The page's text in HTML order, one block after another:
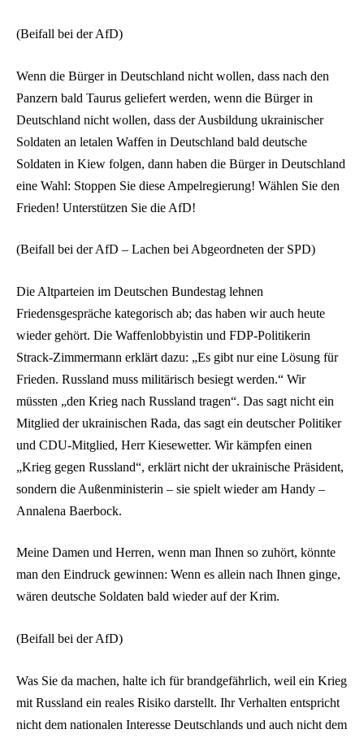
(Beifall bei der AfD)
Wenn die Bürger in Deutschland nicht wollen, dass nach den
Panzern bald Taurus geliefert werden, wenn die Bürger in
Deutschland nicht wollen, dass der Ausbildung ukrainischer
Soldaten an letalen Waffen in Deutschland bald deutsche
Soldaten in Kiew folgen, dann haben die Bürger in Deutschland
eine Wahl: Stoppen Sie diese Ampelregierung! Wählen Sie den
Frieden! Unterstützen Sie die AfD!
(Beifall bei der AfD – Lachen bei Abgeordneten der SPD)
Die Altparteien im Deutschen Bundestag lehnen
Friedensgespräche kategorisch ab; das haben wir auch heute
wieder gehört. Die Waffenlobbyistin und FDP-Politikerin
Strack-Zimmermann erklärt dazu: „Es gibt nur eine Lösung für
Frieden. Russland muss militärisch besiegt werden.“ Wir
müssten „den Krieg nach Russland tragen“. Das sagt nicht ein
Mitglied der ukrainischen Rada, das sagt ein deutscher Politiker
und CDU-Mitglied, Herr Kiesewetter. Wir kämpfen einen
„Krieg gegen Russland“, erklärt nicht der ukrainische Präsident,
sondern die Außenministerin – sie spielt wieder am Handy –
Annalena Baerbock.
Meine Damen und Herren, wenn man Ihnen so zuhört, könnte
man den Eindruck gewinnen: Wenn es allein nach Ihnen ginge,
wären deutsche Soldaten bald wieder auf der Krim.
(Beifall bei der AfD)
Was Sie da machen, halte ich für brandgefährlich, weil ein Krieg
mit Russland ein reales Risiko darstellt. Ihr Verhalten entspricht
nicht dem nationalen Interesse Deutschlands und auch nicht dem